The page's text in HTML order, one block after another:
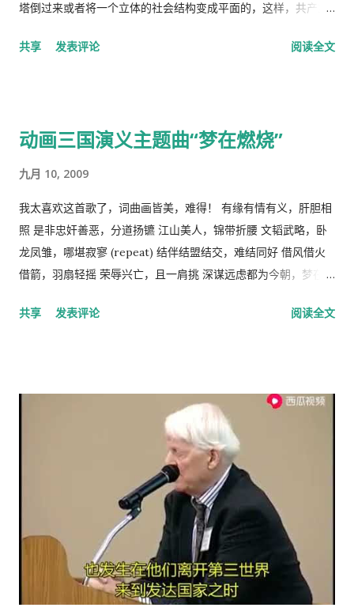
塔倒过来或者将一个立体的社会结构变成平面的，这样，共产主
为“剥夺者”，否则就违背了他们的根本原则，而“人民公社”并不
这么一句话，“穷靠富，富靠天”，也说明同样的道理。社会财富
工人的原因缺乏社会正义，而法律和道德约束是维护社会正义的
手段，而政府和社会舆论则是实现这种法律和道德的工具。 从社
会经济学角度来看，人民公社制度也违反了“ 公地的悲剧 ”原理。
所谓的“公地的悲剧”，就是在资源公有的情况下会产生过度利
羊的例子来说明这个原理。 草地的饲养容量是一定的，只要羊的
种情况的原因在于:对每一个牧羊人来说，每增加一头羊会给他个
人带来利益，他可以享受这种利益，相对地，由于增加一头羊从
而导致过度放牧的损失则是由全体放牧人来承担的，对每一个放
牧人来说增加羊的数量是合理的。 人民公社的土地属于国有或集
体所有，经过“土地改革”运动把地主和资本家的私有财产变为公
有。公社成员参加集体劳动，在公共食堂里吃饭，所有成员都有
不劳而获的想法，最大限度的享受公共财产，最少限度的作出贡
献。尽管有公分制和生产竞赛，这种热情很快耗尽，做假随之产
生。 解决“公地的悲剧”的方法是“把草地作为私有财产分给每一个
牧羊人让他们放羊”。这从改革开放后“包干到户”的成功就是很好
共享 发表评论 阅读全文
动画三国演义主题曲“梦在燃烧”
九月 10, 2009
我太喜欢这首歌了，词曲画皆美，难得！ 有缘有情有义，肝胆相
照 是非忠奸善恶，分道扬镳 江山美人，锦带折腰 文韬武略，卧
龙凤雏，哪堪寂寥 (repeat) 结伴结盟结交，难结同好 借风借火
借箭，羽扇轻摇 荣辱兴亡，且一肩挑 深谋远虑都为今朝，梦在燃
不鸣则矣，一鸣动九霄 不出则矣，一出比天高 (repeat) 视频见
队，忠实于原著、场面宏大。该片的主力收视人群锁定在16至35
岁的国内外青年观众。 目前，动画版《三国演义》正在与美、
英、法、意、俄等13个国家、30多个电视机构商议播放事项，预
计明年4月在日本、欧美等西方主流动画频道开播。据悉，在日本
该片的第一版漫画图书首次印刷出版预计100万册。动画《三国
演义》的问世，是中日两国在动画制作领域上的一次成功的合作
尝试，也是中国主题的动画大片进入西方主流动画频道的一次有
益的探索，对推广中国传统文化起到了积极作用。
共享 发表评论 阅读全文